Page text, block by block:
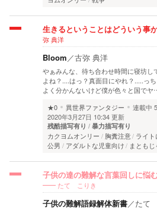
生きるということはどういう事
弥 典洋
Bloom ／古弥 典洋
やぁみんな、待ち合わせ時間に寝坊し
よね？....はっ？真面目にやれ？.....っ
よく分かんないけど僕が色々と国で
★0
異世界ファンタジー 連載中
2020年3月27日 10:34 更新
残酷描写有り 暴力描写有り
カクヨムオンリー 胸糞注意 ライ
公男
アダルトな児童向け まともじ
子供の達の難解な言葉回しに悩
たて こりき
子供の難解語録解体新書／たて